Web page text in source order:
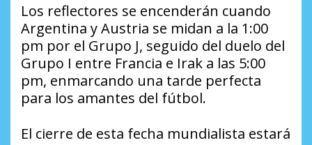
Los reflectores se encenderán cuando
Argentina y Austria se midan a la 1:00
pm por el Grupo J, seguido del duelo del
Grupo I entre Francia e Irak a las 5:00
pm, enmarcando una tarde perfecta
para los amantes del fútbol.
El cierre de esta fecha mundialista estará